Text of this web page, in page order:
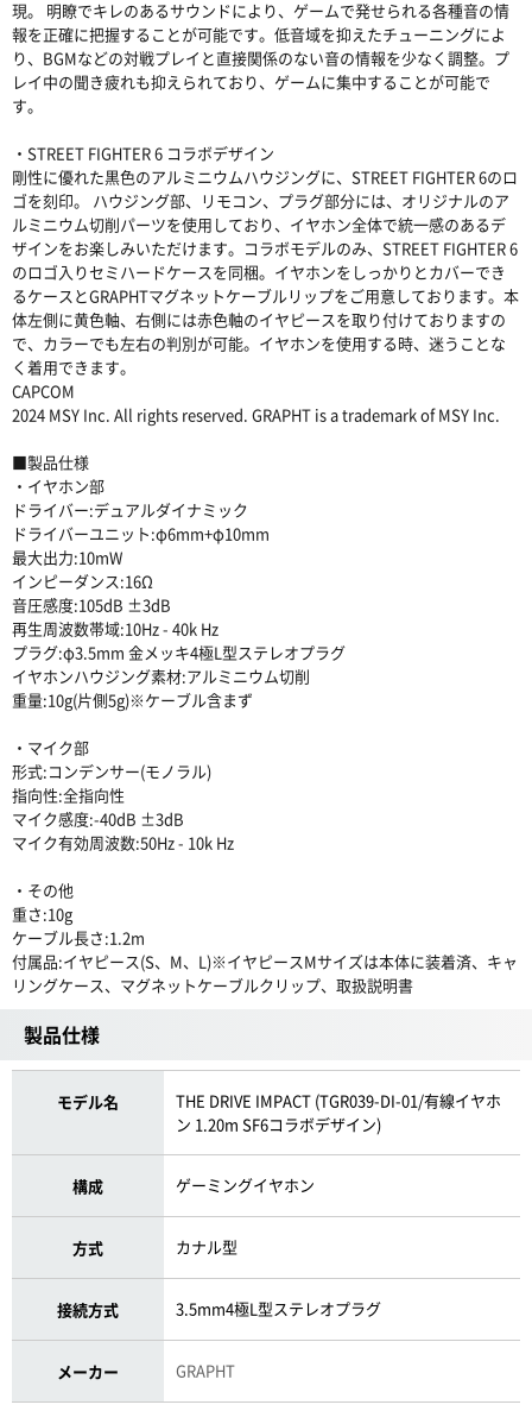
現。 明瞭でキレのあるサウンドにより、ゲームで発せられる各種音の情
報を正確に把握することが可能です。低音域を抑えたチューニングによ
り、BGMなどの対戦プレイと直接関係のない音の情報を少なく調整。プ
レイ中の聞き疲れも抑えられており、ゲームに集中することが可能で
す。
・STREET FIGHTER 6 コラボデザイン
剛性に優れた黒色のアルミニウムハウジングに、STREET FIGHTER 6のロ
ゴを刻印。 ハウジング部、リモコン、プラグ部分には、オリジナルのア
ルミニウム切削パーツを使用しており、イヤホン全体で統一感のあるデ
ザインをお楽しみいただけます。コラボモデルのみ、STREET FIGHTER 6
のロゴ入りセミハードケースを同梱。イヤホンをしっかりとカバーでき
るケースとGRAPHTマグネットケーブルリップをご用意しております。本
体左側に黄色軸、右側には赤色軸のイヤピースを取り付けておりますの
で、カラーでも左右の判別が可能。イヤホンを使用する時、迷うことな
く着用できます。
CAPCOM
2024 MSY Inc. All rights reserved. GRAPHT is a trademark of MSY Inc.
■製品仕様
・イヤホン部
ドライバー:デュアルダイナミック
ドライバーユニット:φ6mm+φ10mm
最大出力:10mW
インピーダンス:16Ω
音圧感度:105dB ±3dB
再生周波数帯域:10Hz - 40k Hz
プラグ:φ3.5mm 金メッキ4極L型ステレオプラグ
イヤホンハウジング素材:アルミニウム切削
重量:10g(片側5g)※ケーブル含まず
・マイク部
形式:コンデンサー(モノラル)
指向性:全指向性
マイク感度:-40dB ±3dB
マイク有効周波数:50Hz - 10k Hz
・その他
重さ:10g
ケーブル長さ:1.2m
付属品:イヤピース(S、M、L)※イヤピースMサイズは本体に装着済、キャ
リングケース、マグネットケーブルクリップ、取扱説明書
製品仕様
モデル名
THE DRIVE IMPACT (TGR039-DI-01/有線イヤホ
ン 1.20m SF6コラボデザイン)
構成 ゲーミングイヤホン
方式 カナル型
接続方式 3.5mm4極L型ステレオプラグ
メーカー GRAPHT